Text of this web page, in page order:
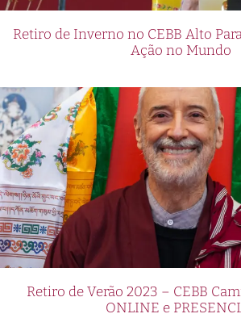
Retiro de Inverno no CEBB Alto
Ação no Mundo
Retiro de Verão 2023 – CEBB
ONLINE e